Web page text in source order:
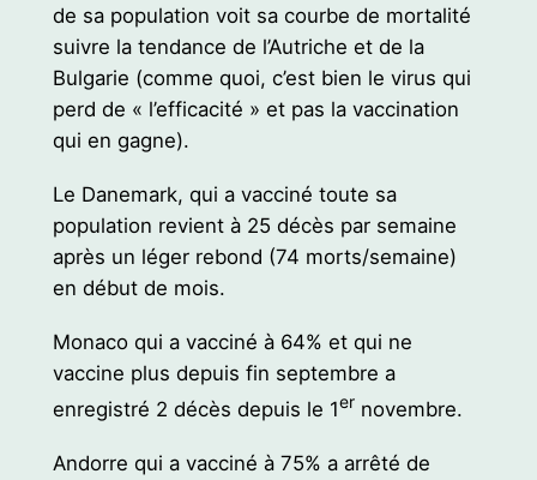
de sa population voit sa courbe de mortalité
suivre la tendance de l’Autriche et de la
Bulgarie (comme quoi, c’est bien le virus qui
perd de « l’efficacité » et pas la vaccination
qui en gagne).
Le Danemark, qui a vacciné toute sa
population revient à 25 décès par semaine
après un léger rebond (74 morts/semaine)
en début de mois.
Monaco qui a vacciné à 64% et qui ne
vaccine plus depuis fin septembre a
enregistré 2 décès depuis le 1ernovembre.
Andorre qui a vacciné à 75% a arrêté de